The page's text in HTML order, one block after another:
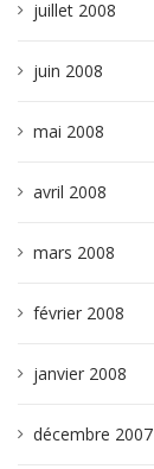
juillet 2008
juin 2008
mai 2008
avril 2008
mars 2008
février 2008
janvier 2008
décembre 2007